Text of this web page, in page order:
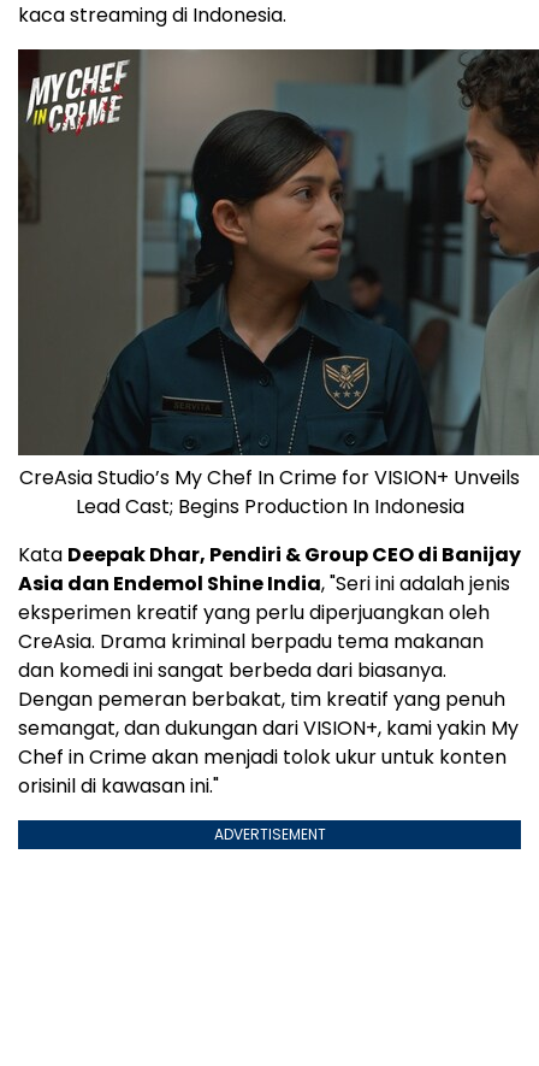
kaca streaming di Indonesia.
CreAsia Studio’s My Chef In Crime for VISION+ Unveils
Lead Cast; Begins Production In Indonesia
Kata Deepak Dhar, Pendiri & Group CEO di Banijay
Asia dan Endemol Shine India, "Seri ini adalah jenis
eksperimen kreatif yang perlu diperjuangkan oleh
CreAsia. Drama kriminal berpadu tema makanan
dan komedi ini sangat berbeda dari biasanya.
Dengan pemeran berbakat, tim kreatif yang penuh
semangat, dan dukungan dari VISION+, kami yakin My
Chef in Crime akan menjadi tolok ukur untuk konten
orisinil di kawasan ini."
ADVERTISEMENT